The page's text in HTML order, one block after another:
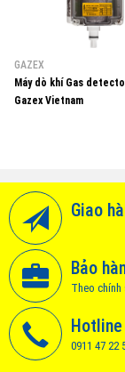
GAZEX
Máy dò khí Gas
Gazex Vietnam
Giao
Bảo
Theo chính
Hotline
0911 47 22